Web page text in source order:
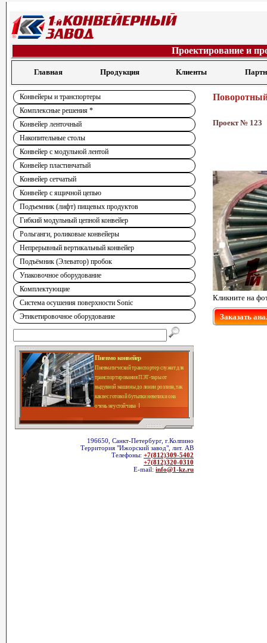
Проектирование и
Главная Продукция Клиенты
Конвейеры и транспортеры
Комплексные решения *
Конвейер ленточный
Накопительные столы
Конвейер с модульной лентой
Конвейер пластинчатый
Конвейер сетчатый
Конвейер с ящичной цепью
Подъемник (лифт) пищевых продуктов
Гибкий модульный цепной конвейер
Рольганги, роликовые конвейеры
Непрерывный вертикальный конвейер
Подъёмник (Элеватор) пробок
Упаковочное оборудование
Комплектующие
Система осушения поверхности Sonic
Этикетировочное оборудование
Пневмо конвейер
Пневматический транспортер служит для
транспортирования ПЭТ-тары от
выдувной машины до линии розлива, так
как вес готовой бутылки невелик и она
очень неустойчива
196650, Санкт-Петербург, г.Колпино
Территория "Ижорский завод", лит. АВ
Телефоны: +7(812)309-5402
+7(812)320-0310
E-mail: info@1-kz.ru
Поворотный
Проект № 123
Кликните на
Заказать